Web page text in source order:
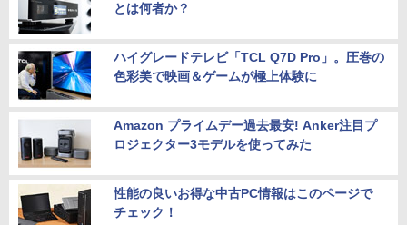
とは何者か？
ハイグレードテレビ「TCL Q7D Pro」。圧巻の
色彩美で映画＆ゲームが極上体験に
Amazon プライムデー過去最安! Anker注目プ
ロジェクター3モデルを使ってみた
性能の良いお得な中古PC情報はこのページで
チェック！